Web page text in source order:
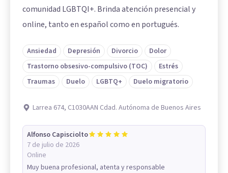
comunidad LGBTQI+. Brinda atención presencial y
online, tanto en español como en portugués.
Ansiedad Depresión Divorcio
Dolor
Trastorno obsesivo-compulsivo (TOC)
Estrés
Traumas
Duelo LGBTQ+ Duelo migratorio
Larrea 674, C1030AAN Cdad. Autónoma de Buenos Aires
Alfonso Capisciolto
7 de julio de 2026
Online
Muy buena profesional, atenta y responsable